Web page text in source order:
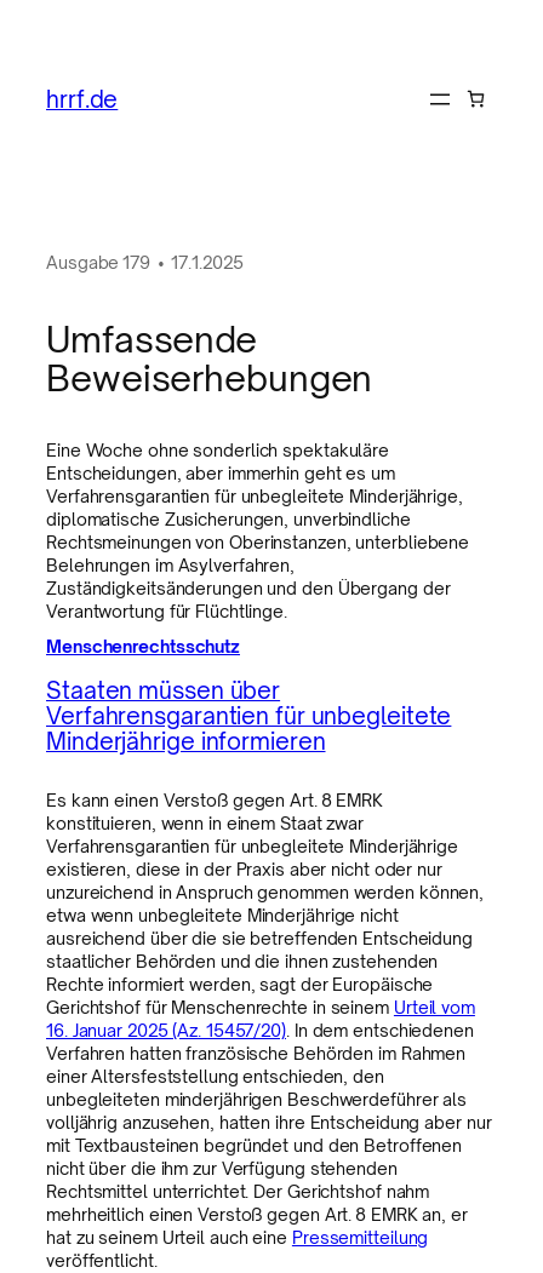
hrrf.de
Ausgabe179•17.1.2025
Umfassende
Beweiserhebungen
Eine Woche ohne sonderlich spektakuläre
Entscheidungen, aber immerhin geht es um
Verfahrensgarantien für unbegleitete Minderjährige,
diplomatische Zusicherungen, unverbindliche
Rechtsmeinungen von Oberinstanzen, unterbliebene
Belehrungen im Asylverfahren,
Zuständigkeitsänderungen und den Übergang der
Verantwortung für Flüchtlinge.
Menschenrechtsschutz
Staaten müssen über
Verfahrensgarantien für unbegleitete
Minderjährige informieren
Es kann einen Verstoß gegen Art. 8 EMRK
konstituieren, wenn in einem Staat zwar
Verfahrensgarantien für unbegleitete Minderjährige
existieren, diese in der Praxis aber nicht oder nur
unzureichend in Anspruch genommen werden können,
etwa wenn unbegleitete Minderjährige nicht
ausreichend über die sie betreffenden Entscheidung
staatlicher Behörden und die ihnen zustehenden
Rechte informiert werden, sagt der Europäische
Gerichtshof für Menschenrechte in seinem Urteil vom
16. Januar 2025 (Az. 15457/20) . In dem entschiedenen
Verfahren hatten französische Behörden im Rahmen
einer Altersfeststellung entschieden, den
unbegleiteten minderjährigen Beschwerdeführer als
volljährig anzusehen, hatten ihre Entscheidung aber nur
mit Textbausteinen begründet und den Betroffenen
nicht über die ihm zur Verfügung stehenden
Rechtsmittel unterrichtet. Der Gerichtshof nahm
mehrheitlich einen Verstoß gegen Art. 8 EMRK an, er
hat zu seinem Urteil auch eine Pressemitteilung
veröffentlicht.